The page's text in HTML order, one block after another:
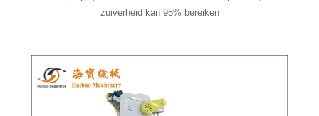
zuiverheid kan 95% bereiken